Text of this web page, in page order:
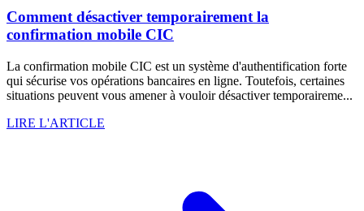
Comment désactiver temporairement la
confirmation mobile CIC
La confirmation mobile CIC est un système d'authentification forte
qui sécurise vos opérations bancaires en ligne. Toutefois, certaines
situations peuvent vous amener à vouloir désactiver temporaireme...
LIRE L'ARTICLE